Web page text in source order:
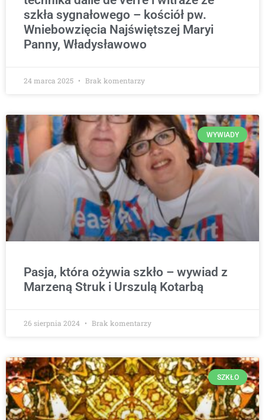
szkła sygnałowego – kościół pw.
Wniebowzięcia Najświętszej Maryi
Panny, Władysławowo
24 marca 2025 Brak komentarzy
WYWIADY
Pasja, która ożywia szkło – wywiad z
Marzeną Struk i Urszulą Kotarbą
26 sierpnia 2024 Brak komentarzy
SZKŁO